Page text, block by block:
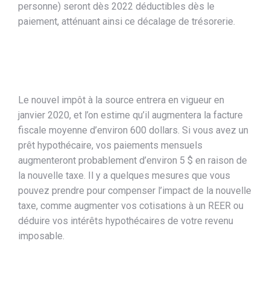
personne) seront dès 2022 déductibles dès le
paiement, atténuant ainsi ce décalage de trésorerie.
Le nouvel impôt à la source entrera en vigueur en
janvier 2020, et l’on estime qu’il augmentera la facture
fiscale moyenne d’environ 600 dollars. Si vous avez un
prêt hypothécaire, vos paiements mensuels
augmenteront probablement d’environ 5 $ en raison de
la nouvelle taxe. Il y a quelques mesures que vous
pouvez prendre pour compenser l’impact de la nouvelle
taxe, comme augmenter vos cotisations à un REER ou
déduire vos intérêts hypothécaires de votre revenu
imposable.